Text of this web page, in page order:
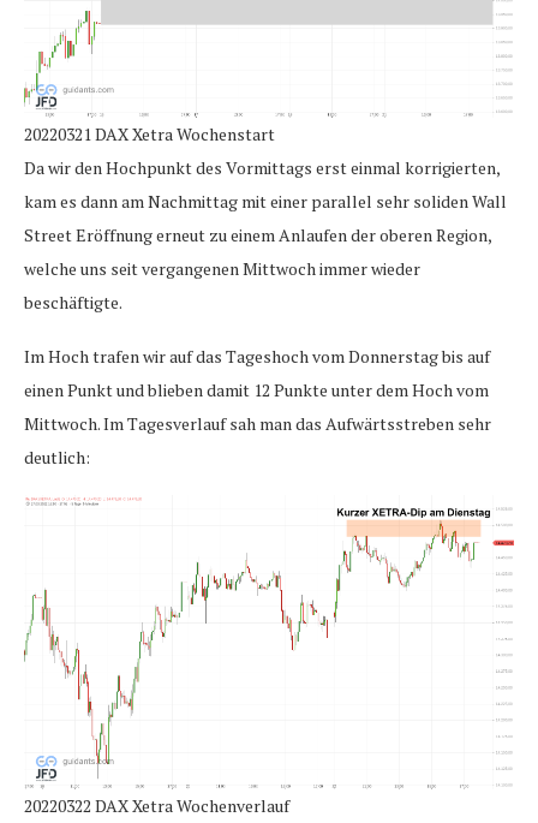
20220321 DAX Xetra Wochenstart
Da wir den Hochpunkt des Vormittags erst einmal korrigierten,
kam es dann am Nachmittag mit einer parallel sehr soliden Wall
Street Eröffnung erneut zu einem Anlaufen der oberen Region,
welche uns seit vergangenen Mittwoch immer wieder
beschäftigte.
Im Hoch trafen wir auf das Tageshoch vom Donnerstag bis auf
einen Punkt und blieben damit 12 Punkte unter dem Hoch vom
Mittwoch. Im Tagesverlauf sah man das Aufwärtsstreben sehr
deutlich:
20220322 DAX Xetra Wochenverlauf